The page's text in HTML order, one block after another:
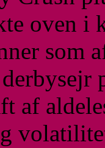
oven i
som
af